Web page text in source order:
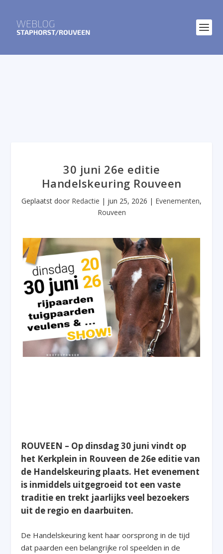
30 juni 26e editie
Handelskeuring Rouveen
Geplaatst door Redactie | jun 25, 2026 | Evenementen,
Rouveen
ROUVEEN – Op dinsdag 30 juni vindt op
het Kerkplein in Rouveen de 26e editie van
de Handelskeuring plaats. Het evenement
is inmiddels uitgegroeid tot een vaste
traditie en trekt jaarlijks veel bezoekers
uit de regio en daarbuiten.
De Handelskeuring kent haar oorsprong in de tijd
dat paarden een belangrijke rol speelden in de